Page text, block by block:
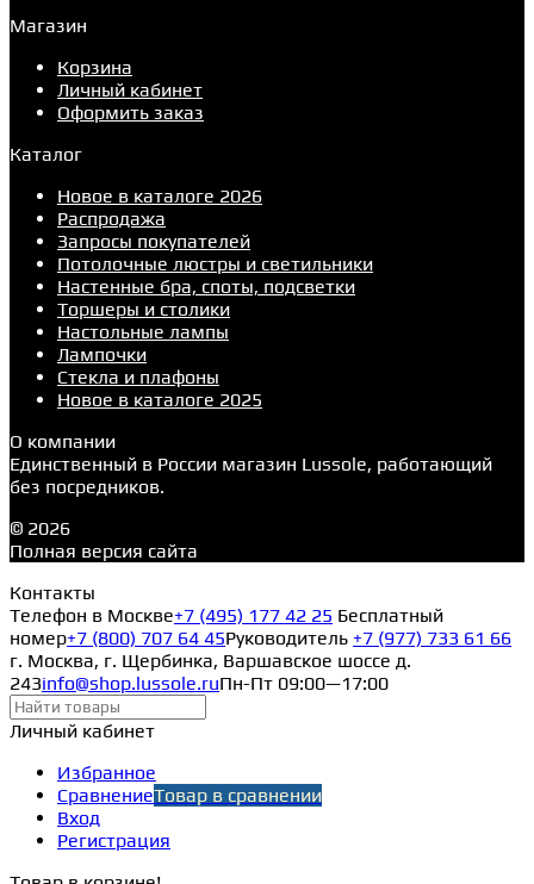
Магазин
Корзина
Личный кабинет
Оформить заказ
Каталог
Новое в каталоге 2026
Распродажа
Запросы покупателей
Потолочные люстры и светильники
Настенные бра, споты, подсветки
Торшеры и столики
Настольные лампы
Лампочки
Стекла и плафоны
Новое в каталоге 2025
О компании
Единственный в России магазин Lussole, работающий
без посредников.
© 2026
Полная версия сайта
Контакты
Телефон в Москве+7 (495) 177 42 25 Бесплатный
номер+7 (800) 707 64 45Руководитель +7 (977) 733 61 66
г. Москва, г. Щербинка, Варшавское шоссе д.
243info@shop.lussole.ruПн-Пт 09:00—17:00
Личный кабинет
Избранное
СравнениеТовар в сравнении
Вход
Регистрация